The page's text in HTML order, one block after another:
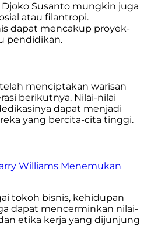
Djoko Susanto mungkin juga
atau filantropi.
dapat mencakup proyek-
pendidikan.
menciptakan warisan
berikutnya. Nilai-nilai
dapat menjadi
yang bercita-cita tinggi.
Williams Menemukan
tokoh bisnis, kehidupan
dapat mencerminkan nilai-
etika kerja yang dijunjung